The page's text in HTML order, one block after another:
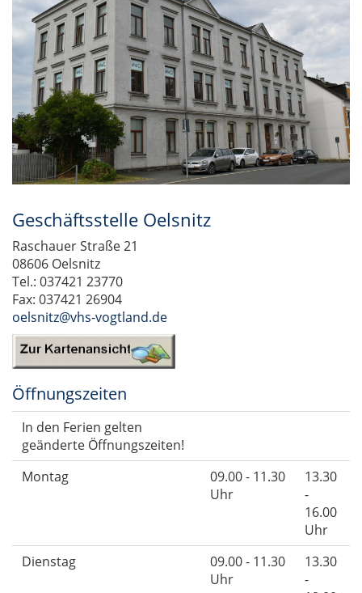
Geschäftsstelle Oelsnitz
Raschauer Straße 21
08606 Oelsnitz
Tel.: 037421 23770
Fax: 037421 26904
oelsnitz@vhs-vogtland.de
Öffnungszeiten
In den Ferien gelten
geänderte Öffnungszeiten!
Montag
09.00 - 11.30
Uhr
13.30
-
16.00
Uhr
Dienstag
09.00 - 11.30
Uhr
13.30
-